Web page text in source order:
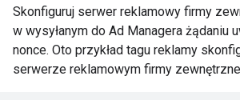
Skonfiguruj serwer reklamowy firmy
w wysyłanym do Ad Managera żądaniu
nonce. Oto przykład tagu reklamy
serwerze reklamowym firmy